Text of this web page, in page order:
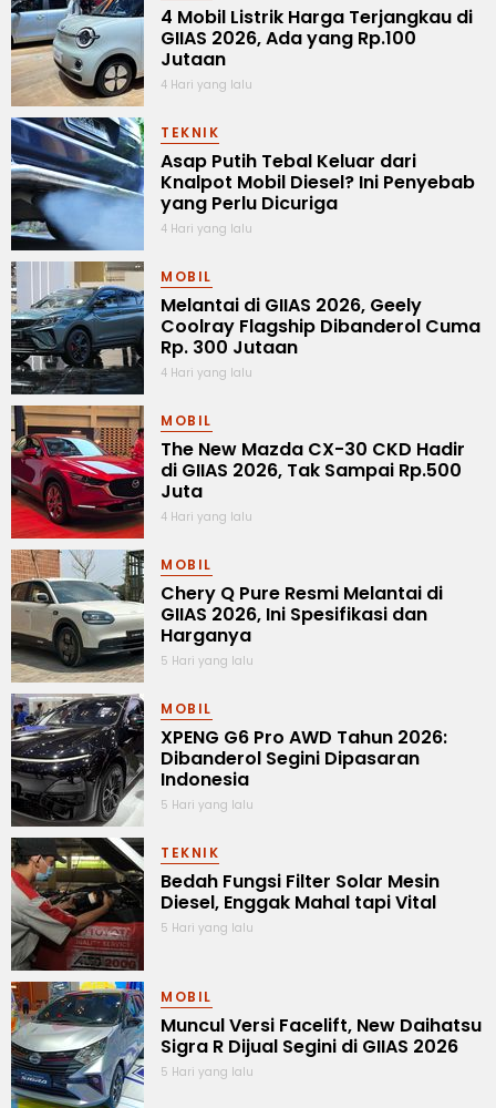
4 Mobil Listrik Harga Terjangkau di
GIIAS 2026, Ada yang Rp.100
Jutaan
4 Hari yang lalu
TEKNIK
Asap Putih Tebal Keluar dari
Knalpot Mobil Diesel? Ini Penyebab
yang Perlu Dicuriga
4 Hari yang lalu
MOBIL
Melantai di GIIAS 2026, Geely
Coolray Flagship Dibanderol Cuma
Rp. 300 Jutaan
4 Hari yang lalu
MOBIL
The New Mazda CX-30 CKD Hadir
di GIIAS 2026, Tak Sampai Rp.500
Juta
4 Hari yang lalu
MOBIL
Chery Q Pure Resmi Melantai di
GIIAS 2026, Ini Spesifikasi dan
Harganya
5 Hari yang lalu
MOBIL
XPENG G6 Pro AWD Tahun 2026:
Dibanderol Segini Dipasaran
Indonesia
5 Hari yang lalu
TEKNIK
Bedah Fungsi Filter Solar Mesin
Diesel, Enggak Mahal tapi Vital
5 Hari yang lalu
MOBIL
Muncul Versi Facelift, New Daihatsu
Sigra R Dijual Segini di GIIAS 2026
5 Hari yang lalu